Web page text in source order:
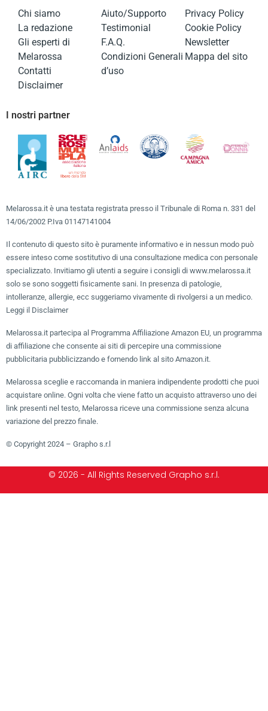
Chi siamo
La redazione
Gli esperti di
Melarossa
Contatti
Disclaimer
Aiuto/Supporto
Testimonial
F.A.Q.
Condizioni Generali
d’uso
Privacy Policy
Cookie Policy
Newsletter
Mappa del sito
I nostri partner
Melarossa.it è una testata registrata presso il Tribunale di Roma n. 331 del
14/06/2002 P.Iva 01147141004
Il contenuto di questo sito è puramente informativo e in nessun modo può
essere inteso come sostitutivo di una consultazione medica con personale
specializzato. Invitiamo gli utenti a seguire i consigli di www.melarossa.it
solo se sono soggetti fisicamente sani. In presenza di patologie,
intolleranze, allergie, ecc suggeriamo vivamente di rivolgersi a un medico.
Leggi il Disclaimer
Melarossa.it partecipa al Programma Affiliazione Amazon EU, un programma
di affiliazione che consente ai siti di percepire una commissione
pubblicitaria pubblicizzando e fornendo link al sito Amazon.it.
Melarossa sceglie e raccomanda in maniera indipendente prodotti che puoi
acquistare online. Ogni volta che viene fatto un acquisto attraverso uno dei
link presenti nel testo, Melarossa riceve una commissione senza alcuna
variazione del prezzo finale.
© Copyright 2024 – Grapho s.r.l
© 2026 - All Rights Reserved Grapho s.r.l.